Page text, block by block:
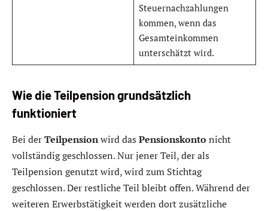
Steuernachzahlungen
kommen, wenn das
Gesamteinkommen
unterschätzt wird.
Wie die Teilpension grundsätzlich
funktioniert
Bei derTeilpensionwird das Pensionskonto nicht
vollständig geschlossen. Nur jener Teil, der als
Teilpension genutzt wird, wird zum Stichtag
geschlossen. Der restliche Teil bleibt offen. Während der
weiteren Erwerbstätigkeit werden dort zusätzliche